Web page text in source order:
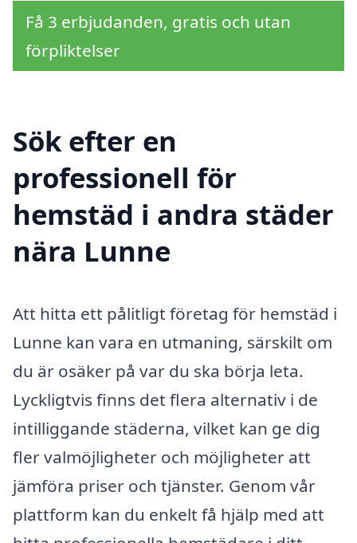
Få 3 erbjudanden, gratis och utan
förpliktelser
Sök efter en
professionell för
hemstäd i andra städer
nära Lunne
Att hitta ett pålitligt företag för hemstäd i
Lunne kan vara en utmaning, särskilt om
du är osäker på var du ska börja leta.
Lyckligtvis finns det flera alternativ i de
intilliggande städerna, vilket kan ge dig
fler valmöjligheter och möjligheter att
jämföra priser och tjänster. Genom vår
plattform kan du enkelt få hjälp med att